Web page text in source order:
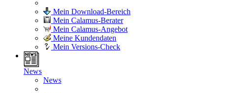
Mein Download-Bereich
Mein Calamus-Berater
Mein Calamus-Angebot
Meine Kundendaten
Mein Versions-Check
News
News